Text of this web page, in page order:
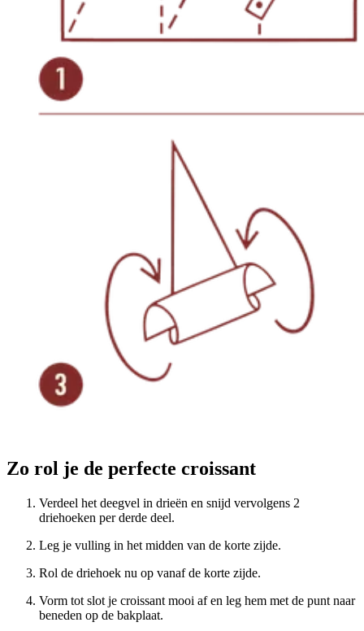
Zo rol je de perfecte croissant
Verdeel het deegvel in drieën en snijd vervolgens 2
driehoeken per derde deel.
Leg je vulling in het midden van de korte zijde.
Rol de driehoek nu op vanaf de korte zijde.
Vorm tot slot je croissant mooi af en leg hem met de punt naar
beneden op de bakplaat.